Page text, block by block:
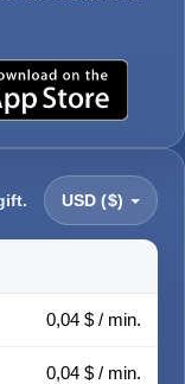
USD ($)
0,04 $ / min.
0,04 $ / min.